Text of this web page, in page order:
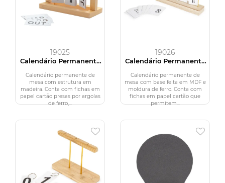
19025
Calendário Permanente
Calendário permanente de
mesa com estrutura em
madeira. Conta com fichas em
papel cartão presas por argolas
de ferro,...
19026
Calendário Permanente
Calendário permanente de
mesa com base feita em MDF e
moldura de ferro. Conta com
fichas em papel cartão que
permitem...